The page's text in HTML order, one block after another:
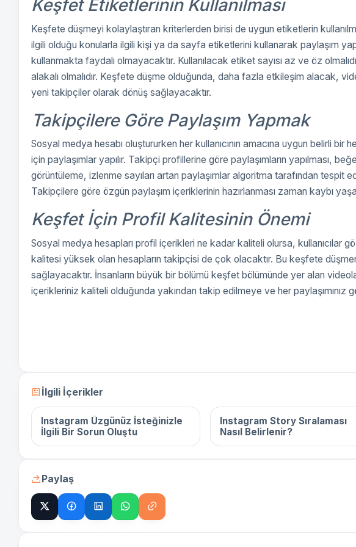
Keşfet Etiketlerinin Kullanılması
Keşfete düşmeyi kolaylaştıran kriterlerden birisi de uygun etiketlerin
ilgili olduğu konularla ilgili kişi ya da sayfa etiketlerini kullanarak paylaşım
kullanmakta faydalı olmayacaktır. Kullanılacak etiket sayısı az ve öz
alakalı olmalıdır. Keşfete düşme olduğunda, daha fazla etkileşim alacak,
yeni takipçiler olarak dönüş sağlayacaktır.
Takipçilere Göre Paylaşım Yapmak
Sosyal medya hesabı oluştururken her kullanıcının amacına uygun belirli
için paylaşımlar yapılır. Takipçi profillerine göre paylaşımların yapılması,
görüntüleme, izlenme sayıları artan paylaşımlar algoritma tarafından tespit
Takipçilere göre özgün paylaşım içeriklerinin hazırlanması zaman kaybı
Keşfet İçin Profil Kalitesinin Önemi
Sosyal medya hesapları profil içerikleri ne kadar kaliteli olursa, kullanıcılar
kalitesi yüksek olan hesapların takipçisi de çok olacaktır. Bu keşfete
sağlayacaktır. İnsanların büyük bir bölümü keşfet bölümünde yer alan
içerikleriniz kaliteli olduğunda yakından takip edilmeye ve her paylaşımınız
İlgili İçerikler
16 Aralık 2025
Instagram Üzgünüz İsteğinizle
İlgili Bir Sorun Oluştu
Instagram Story Sıralaması
Nasıl Belirlenir?
Paylaş